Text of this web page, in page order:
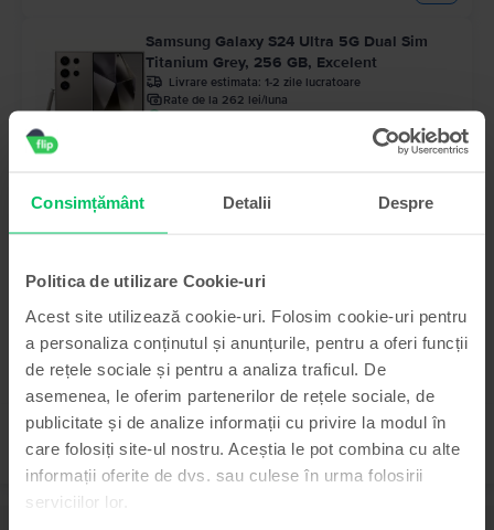
Consimțământ Detalii Despre
Politica de utilizare Cookie-uri
Acest site utilizează cookie-uri. Folosim cookie-uri pentru
a personaliza conținutul și anunțurile, pentru a oferi funcții
de rețele sociale și pentru a analiza traficul. De
asemenea, le oferim partenerilor de rețele sociale, de
publicitate și de analize informații cu privire la modul în
care folosiți site-ul nostru. Aceștia le pot combina cu alte
informații oferite de dvs. sau culese în urma folosirii
serviciilor lor.
Samsung Galaxy S24 Ultra 5G Dual Sim
Titanium Grey, 256 GB, Excelent
Livrare estimata: 1-2 zile lucratoare
Rate de la 262 lei/luna
- 240 Lei
Rate de la 333 lei/luna
3.999 Lei 4.239 Lei